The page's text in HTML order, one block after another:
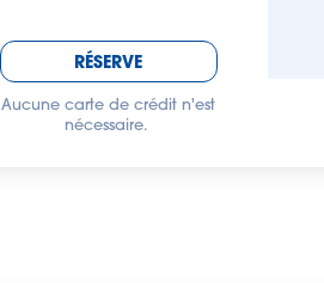
RÉSERVE
Aucune carte de crédit n'est
nécessaire.